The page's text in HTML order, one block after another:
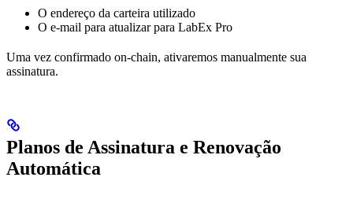
O endereço da carteira utilizado
O e-mail para atualizar para LabEx Pro
Uma vez confirmado on-chain, ativaremos manualmente sua
assinatura.
Planos de Assinatura e Renovação
Automática